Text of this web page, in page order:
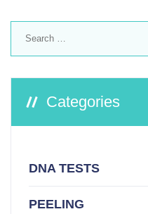
Categories
DNA TESTS
PEELING